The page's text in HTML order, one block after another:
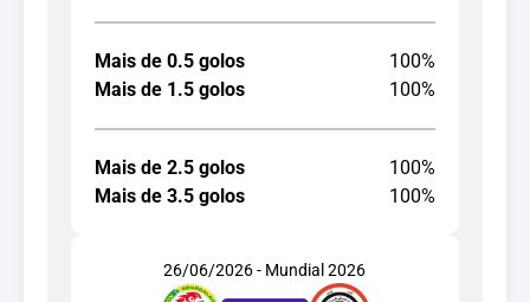
Mais de 0.5 golos
100%
Mais de 1.5 golos
100%
Mais de 2.5 golos
100%
Mais de 3.5 golos
100%
26/06/2026 - Mundial 2026